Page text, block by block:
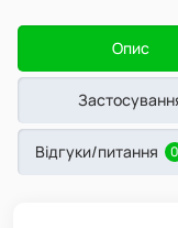
Опис
Відгуки/питання 0